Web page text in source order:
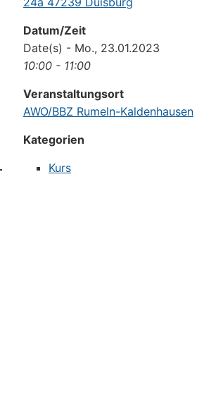
Datum/Zeit
Date(s) - Mo., 23.01.2023
10:00 - 11:00
Veranstaltungsort
AWO/BBZ Rumeln-Kaldenhausen
Kategorien
Kurs